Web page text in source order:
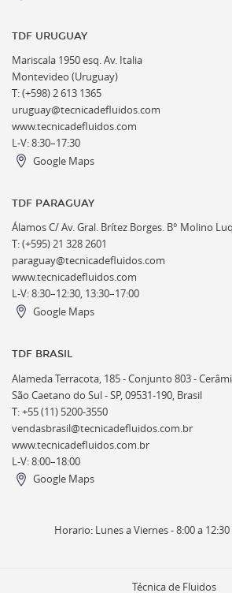
TDF URUGUAY
Mariscala 1950 esq. Av. Italia
Montevideo (Uruguay)
T: (+598) 2 613 1365
uruguay@tecnicadefluidos.com
www.tecnicadefluidos.com
L-V: 8:30–17:30
Google Maps
TDF PARAGUAY
Álamos C/ Av. Gral. Brítez Borges. B° Molino
T: (+595) 21 328 2601
paraguay@tecnicadefluidos.com
www.tecnicadefluidos.com
L-V: 8:30–12:30, 13:30–17:00
Google Maps
TDF BRASIL
Alameda Terracota, 185 - Conjunto 803 -
São Caetano do Sul - SP, 09531-190, Brasil
T: +55 (11) 5200-3550
vendasbrasil@tecnicadefluidos.com.br
www.tecnicadefluidos.com.br
L-V: 8:00–18:00
Google Maps
Horario: Lunes a Viernes - 8:00 a 12:30
Técnica de Fluidos